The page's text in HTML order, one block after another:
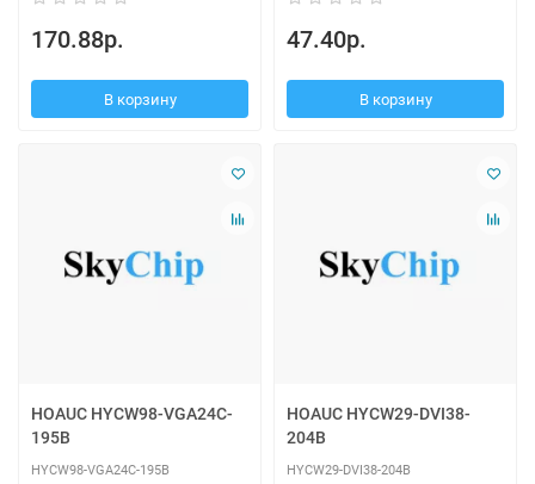
170.88р.
В корзину
47.40р.
В корзину
HOAUC HYCW98-VGA24C-
195B
HYCW98-VGA24C-195B
HOAUC HYCW29-DVI38-
204B
HYCW29-DVI38-204B